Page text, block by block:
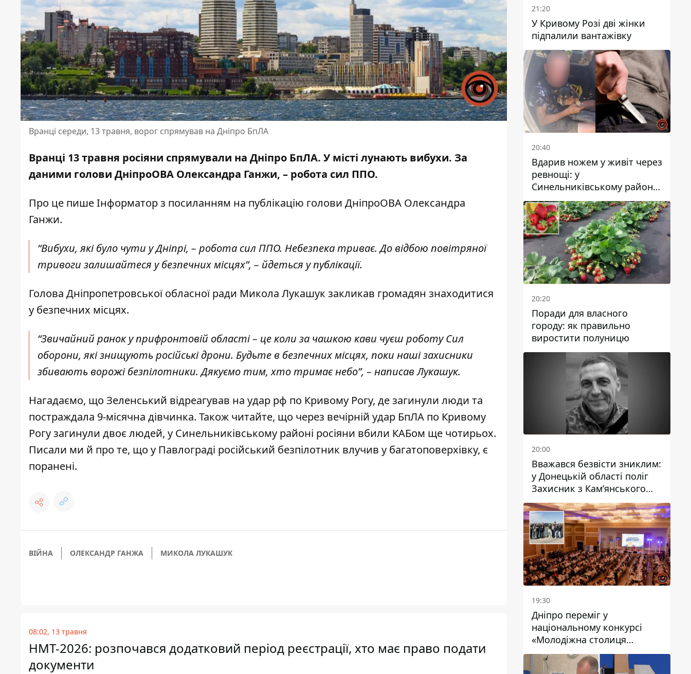
Вранці середи, 13 травня, ворог спрямував на Дніпро БпЛА
Вранці 13 травня росіяни спрямували на Дніпро БпЛА. У місті лунають вибухи. За
даними голови ДніпроОВА Олександра Ганжи, – робота сил ППО.
Про це пише Інформатор з посиланням на публікацію голови ДніпроОВА Олександра
Ганжи.
“Вибухи, які було чути у Дніпрі, – робота сил ППО. Небезпека триває. До відбою повітряної
тривоги залишайтеся у безпечних місцях”, – йдеться у публікації.
Голова Дніпропетровської обласної ради Микола Лукашук закликав громадян знаходитися
у безпечних місцях.
“Звичайний ранок у прифронтовій області – це коли за чашкою кави чуєш роботу Сил
оборони, які знищують російські дрони. Будьте в безпечних місцях, поки наші захисники
збивають ворожі безпілотники. Дякуємо тим, хто тримає небо”, – написав Лукашук.
Нагадаємо, що Зеленський відреагував на удар рф по Кривому Рогу, де загинули люди та
постраждала 9-місячна дівчинка. Також читайте, що через вечірній удар БпЛА по Кривому
Рогузагинули двоє людей, у Синельниківському районі росіяни вбили КАБом ще чотирьох.
Писали ми й про те, що у Павлограді російський безпілотник влучив у багатоповерхівку, є
поранені.
ВІЙНА ОЛЕКСАНДР ГАНЖА МИКОЛА ЛУКАШУК
08:02, 13 травня
НМТ-2026: розпочався додатковий період реєстрації, хто має право подати
документи
21:20
У Кривому Розі дві жінки
підпалили вантажівку
20:40
Вдарив ножем у живіт через
ревнощі: у
Синельниківському районі
затримали 49-річного
чоловіка за вбивство
20:20
Поради для власного
городу: як правильно
виростити полуницю
20:00
Вважався безвісти зниклим:
у Донецькій області поліг
Захисник з Кам’янського
Антон Красовський
19:30
Дніпро переміг у
національному конкурсі
«Молодіжна столиця
України – 2026»